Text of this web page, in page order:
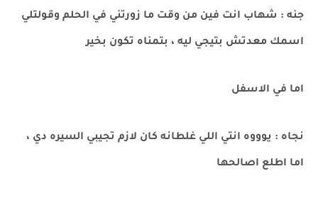
جنه : شهاب انت فين من وقت ما زورتني في الحلم وقولتلي
اسمك معدتش بتيجي ليه ، بتمناه تكون بخير
اما في الاسفل
نجاه : يوووه انتي اللي غلطانه كان لازم تجيبي السيره دي ،
اما اطلع اصالحها